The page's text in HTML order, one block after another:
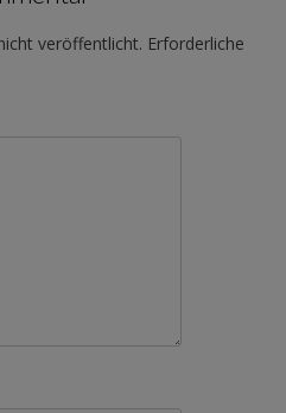
veröffentlicht. Erforderliche